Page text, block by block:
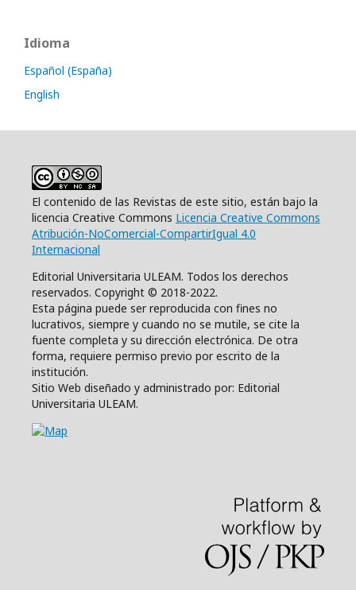
Idioma
Español (España)
English
El contenido de las Revistas de este sitio, están bajo la
licencia Creative Commons Licencia Creative Commons
Atribución-NoComercial-CompartirIgual 4.0
Internacional
Editorial Universitaria ULEAM. Todos los derechos
reservados. Copyright © 2018-2022.
Esta página puede ser reproducida con fines no
lucrativos, siempre y cuando no se mutile, se cite la
fuente completa y su dirección electrónica. De otra
forma, requiere permiso previo por escrito de la
institución.
Sitio Web diseñado y administrado por: Editorial
Universitaria ULEAM.